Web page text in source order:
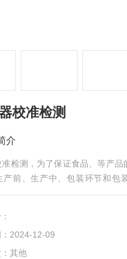
校准检测
介
检测，为了保证食品、等产品
产前、生产中、包装环节和包
用到检测设备。
2024-12-09
其他